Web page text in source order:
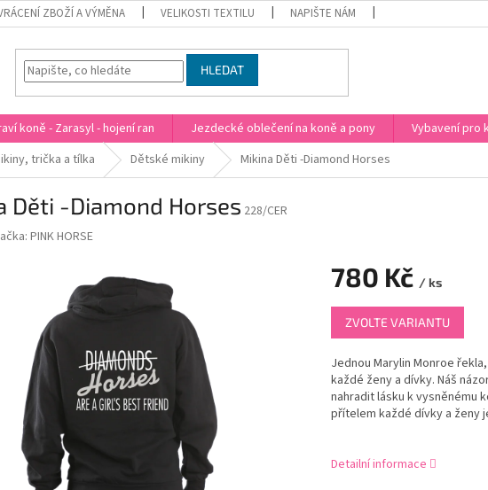
ZBOŽÍ A VÝMĚNA VELIKOSTI TEXTILU NAPIŠTE NÁM
HLEDAT
koně - Zarasyl - hojení ran Jezdecké oblečení na koně a pony Vybavení pro
trička a tílka Dětské mikiny Mikina Děti -Diamond Horses
Děti -Diamond Horses 228/CER
PINK HORSE
780 Kč / ks
Měrná
cena:
ZVOLTE VARIANTU
Jednou Marylin Monroe
každé ženy a dívky. Náš
nahradit lásku k vysněnému
přítelem každé dívky a ženy
Detailní informace